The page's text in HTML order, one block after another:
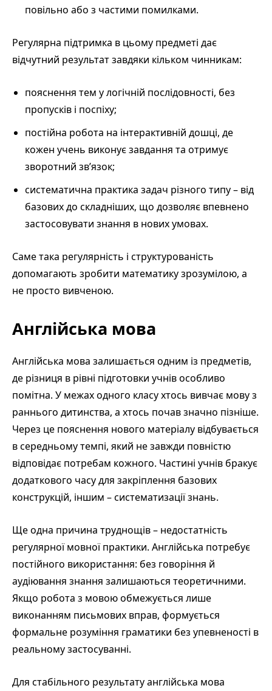
повільно або з частими помилками.
Регулярна підтримка в цьому предметі дає
відчутний результат завдяки кільком чинникам:
пояснення тем у логічній послідовності, без
пропусків і поспіху;
постійна робота на інтерактивній дошці, де
кожен учень виконує завдання та отримує
зворотний зв’язок;
систематична практика задач різного типу – від
базових до складніших, що дозволяє впевнено
застосовувати знання в нових умовах.
Саме така регулярність і структурованість
допомагають зробити математику зрозумілою, а
не просто вивченою.
Англійська мова
Англійська мова залишається одним із предметів,
де різниця в рівні підготовки учнів особливо
помітна. У межах одного класу хтось вивчає мову з
раннього дитинства, а хтось почав значно пізніше.
Через це пояснення нового матеріалу відбувається
в середньому темпі, який не завжди повністю
відповідає потребам кожного. Частині учнів бракує
додаткового часу для закріплення базових
конструкцій, іншим – систематизації знань.
Ще одна причина труднощів – недостатність
регулярної мовної практики. Англійська потребує
постійного використання: без говоріння й
аудіювання знання залишаються теоретичними.
Якщо робота з мовою обмежується лише
виконанням письмових вправ, формується
формальне розуміння граматики без упевненості в
реальному застосуванні.
Для стабільного результату англійська мова